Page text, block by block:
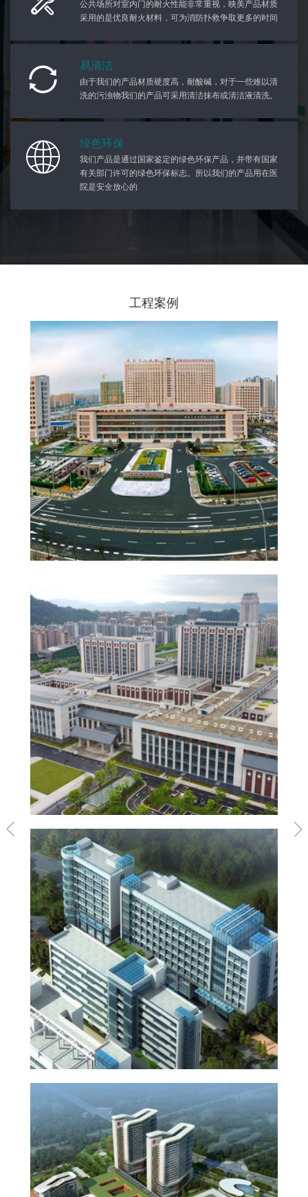
公共场所对室内门的耐火性能非常重视，映美产品材质
采用的是优良耐火材料，可为消防扑救争取更多的时间
易清洁
由于我们的产品材质硬度高，耐酸碱，对于一些难以清
洗的污浊物我们的产品可采用清洁抹布或清洁液清洗。
绿色环保
我们产品是通过国家鉴定的绿色环保产品，并带有国家
有关部门许可的绿色环保标志。所以我们的产品用在医
院是安全放心的
工程案例